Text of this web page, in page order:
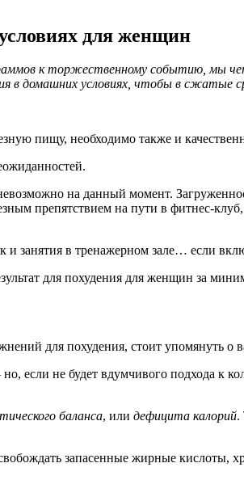
для женщин
к торжественному событию, мы
в домашних условиях, чтобы в сжатые
пищу, необходимо также и
на данный момент.
препятствием на пути в фитнес-
занятия в тренажерном зале… если
для похудения для женщин за
для похудения, стоит упомянуть о
не будет вдумчивого подхода к
баланса, или дефицита калорий.
запасенные жирные кислоты,